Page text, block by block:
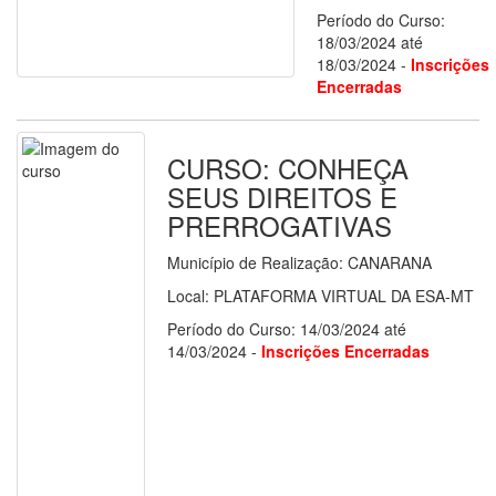
Período do Curso:
18/03/2024 até
18/03/2024 - Inscrições
Encerradas
CURSO: CONHEÇA
SEUS DIREITOS E
PRERROGATIVAS
Município de Realização: CANARANA
Local: PLATAFORMA VIRTUAL DA ESA-MT
Período do Curso: 14/03/2024 até
14/03/2024 - Inscrições Encerradas